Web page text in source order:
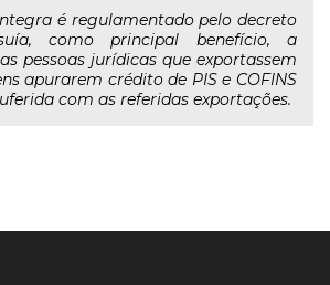
é regulamentado pelo decreto
como principal benefício, a
pessoas jurídicas que exportassem
apurarem crédito de PIS e COFINS
com as referidas exportações.